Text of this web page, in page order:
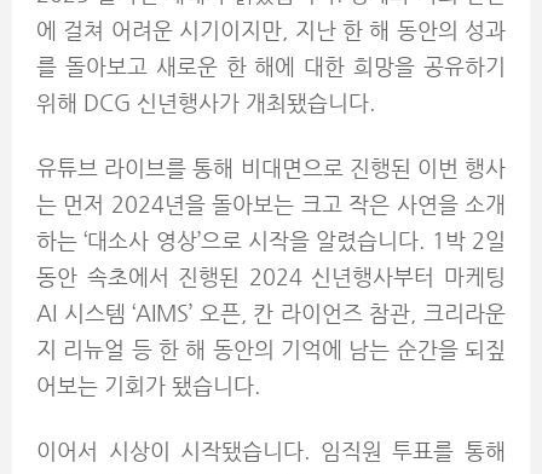
에 걸쳐 어려운 시기이지만, 지난 한 해 동안의 성과
를 돌아보고 새로운 한 해에 대한 희망을 공유하기
위해 DCG 신년행사가 개최됐습니다.
유튜브 라이브를 통해 비대면으로 진행된 이번 행사
는 먼저 2024년을 돌아보는 크고 작은 사연을 소개
하는 ‘대소사 영상’으로 시작을 알렸습니다. 1박 2일
동안 속초에서 진행된 2024 신년행사부터 마케팅
AI 시스템 ‘AIMS’ 오픈, 칸 라이언즈 참관, 크리라운
지 리뉴얼 등 한 해 동안의 기억에 남는 순간을 되짚
어보는 기회가 됐습니다.
이어서 시상이 시작됐습니다. 임직원 투표를 통해